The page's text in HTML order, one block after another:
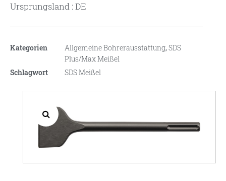
Ursprungsland : DE
Kategorien Allgemeine Bohrerausstattung,SDS
Plus/Max Meißel
Schlagwort
SDS Meißel